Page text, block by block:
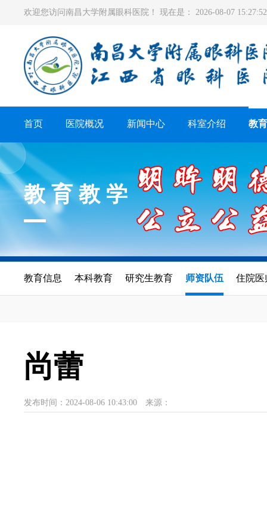
欢迎您访问南昌大学附属眼科医院！ 现在是： 2026-08-07
首页 医院概况 新闻中心 科室介绍 教
教育教学
教育信息 本科教育 研究生教育 师资队伍 住院医
尚蕾
发布时间：2024-08-06 10:43:00 来源：